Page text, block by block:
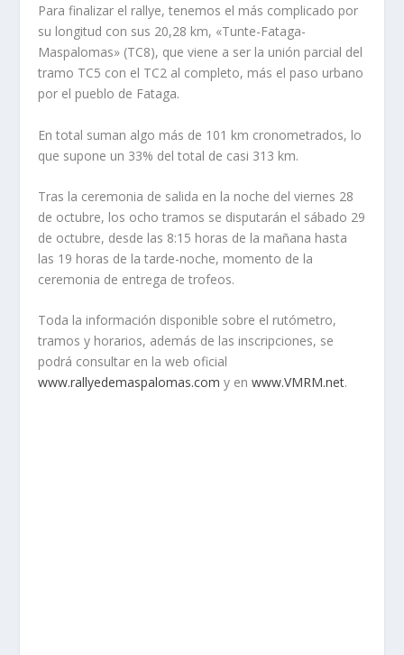
Para finalizar el rallye, tenemos el más complicado por
su longitud con sus 20,28 km, «Tunte-Fataga-
Maspalomas» (TC8), que viene a ser la unión parcial del
tramo TC5 con el TC2 al completo, más el paso urbano
por el pueblo de Fataga.
En total suman algo más de 101 km cronometrados, lo
que supone un 33% del total de casi 313 km.
Tras la ceremonia de salida en la noche del viernes 28
de octubre, los ocho tramos se disputarán el sábado 29
de octubre, desde las 8:15 horas de la mañana hasta
las 19 horas de la tarde-noche, momento de la
ceremonia de entrega de trofeos.
Toda la información disponible sobre el rutómetro,
tramos y horarios, además de las inscripciones, se
podrá consultar en la web oficial
www.rallyedemaspalomas.com y enwww.VMRM.net.